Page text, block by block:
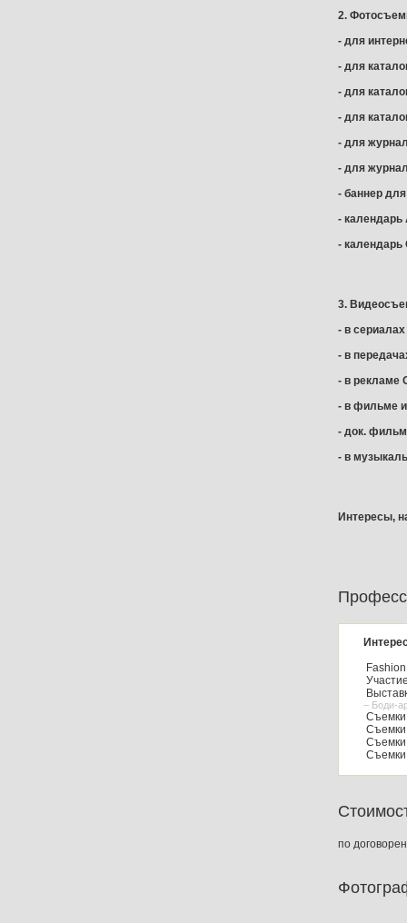
2.
- для
- для
- для
- для
- для
- для
- баннер
- календарь
- календарь
3.
- в
- в
- в рекламе
- в фильме
- док. фильм
- в
Интересы,
– Боди-
Съемки
Съемки
Съемки
Съемки
по